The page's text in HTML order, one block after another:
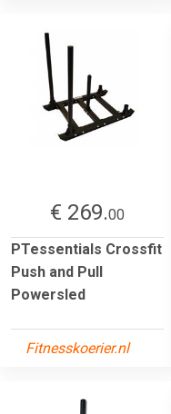
€ 269.00
PTessentials Crossfit
Push and Pull
Powersled
Fitnesskoerier.nl